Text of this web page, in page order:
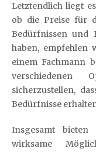
Letztendlich liegt
ob die Preise für
Bedürfnissen und
haben, empfehlen
einem Fachmann
verschiedenen
sicherzustellen,
Bedürfnisse
Insgesamt bieten
wirksame